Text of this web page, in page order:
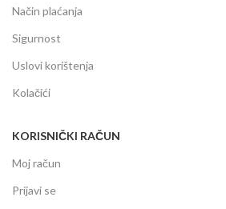
Način plaćanja
Sigurnost
Uslovi korištenja
Kolačići
KORISNIČKI RAČUN
Moj račun
Prijavi se